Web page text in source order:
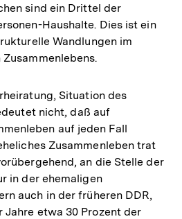
sind ein Drittel der
Haushalte. Dies ist ein
Wandlungen im
Situation des
nicht, daß auf
auf jeden Fall
Zusammenleben trat
an die Stelle der
in der ehemaligen
auch in der früheren DDR,
etwa 30 Prozent der